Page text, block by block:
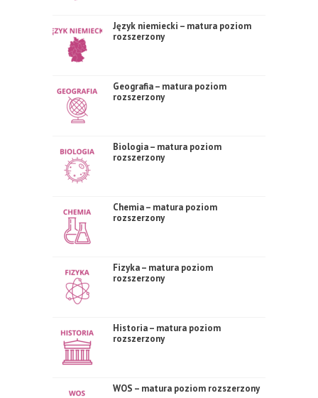
Język niemiecki – matura poziom
rozszerzony
Geografia – matura poziom
rozszerzony
Biologia – matura poziom
rozszerzony
Chemia – matura poziom
rozszerzony
Fizyka – matura poziom
rozszerzony
Historia – matura poziom
rozszerzony
WOS – matura poziom rozszerzony